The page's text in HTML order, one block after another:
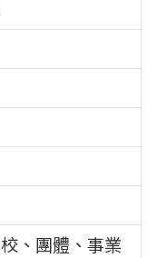
、團體、事業